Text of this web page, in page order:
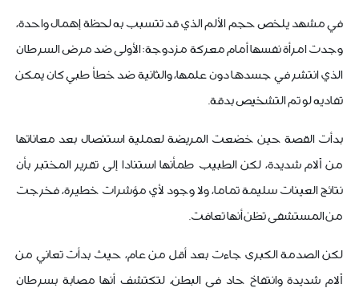
في مشهد يلخص حجم الألم الذي قد تتسبب به لحظة إهمال واحدة،
وجدت امرأة نفسها أمام معركة مزدوجة: الأولى ضد مرض السرطان
الذي انتشر في جسدها دون علمها، والثانية ضد خطأ طبي كان يمكن
تفاديه لو تم التشخيص بدقة.
بدأت القصة حين خضعت المريضة لعملية استئصال بعد معاناتها
من آلام شديدة، لكن الطبيب طمأنها استنادا إلى تقرير المختبر بأن
نتائج العينات سليمة تماما، ولا وجود لأي مؤشرات خطيرة، فخرجت
من المستشفى تظن أنها تعافت.
لكن الصدمة الكبرى جاءت بعد أقل من عام، حيث بدأت تعاني من
آلام شديدة وانتفاخ حاد في البطن، لتكتشف أنها مصابة بسرطان